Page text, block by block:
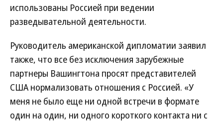
использованы Россией при ведении
разведывательной деятельности.
Руководитель американской дипломатии заявил
также, что все без исключения зарубежные
партнеры Вашингтона просят представителей
США нормализовать отношения с Россией. «У
меня не было еще ни одной встречи в формате
один на один, ни одного короткого контакта ни с